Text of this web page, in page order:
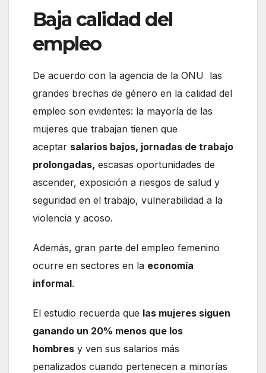
Baja calidad del
empleo
De acuerdo con la agencia de la ONU las
grandes brechas de género en la calidad del
empleo son evidentes: la mayoría de las
mujeres que trabajan tienen que
aceptar salarios bajos, jornadas de trabajo
prolongadas, escasas oportunidades de
ascender, exposición a riesgos de salud y
seguridad en el trabajo, vulnerabilidad a la
violencia y acoso.
Además, gran parte del empleo femenino
ocurre en sectores en la economía
informal.
El estudio recuerda que las mujeres siguen
ganando un 20% menos que los
hombres y ven sus salarios más
penalizados cuando pertenecen a minorías